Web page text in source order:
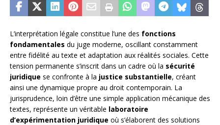
L’interprétation légale constitue l’une des fonctions
fondamentales du juge moderne, oscillant constamment
entre fidélité au texte et adaptation aux réalités sociales. Cette
tension permanente s’inscrit dans un cadre où la sécurité
juridique se confronte à la justice substantielle, créant
ainsi une dynamique propre au droit contemporain. La
jurisprudence, loin d’être une simple application mécanique des
textes, représente un véritable laboratoire
d’expérimentation juridique où s’élaborent des solutions